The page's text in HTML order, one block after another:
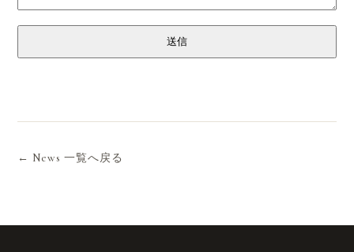
送信
← News 一覧へ戻る